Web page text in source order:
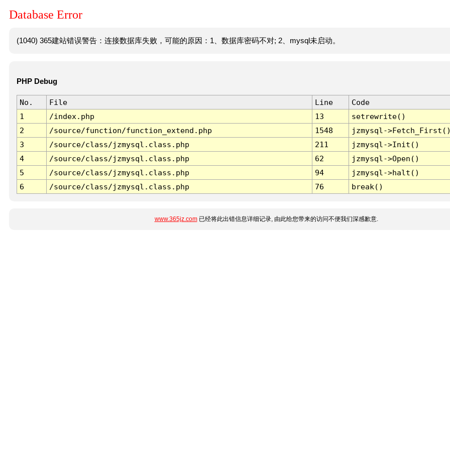
Database Error
(1040) 365建站错误警告：连接数据库失败，可能的原因：1、数据库密码不对; 2、mysql未启动。
PHP Debug
No. File Line
Code
1
/index.php 13
setrewrite()
2
/source/function/function_extend.php 1548
jzmysql-
3
/source/class/jzmysql.class.php 211
jzmysql->Init()
4
/source/class/jzmysql.class.php 62
jzmysql->Open()
5
/source/class/jzmysql.class.php 94
jzmysql->halt()
6
/source/class/jzmysql.class.php 76 break()
www.365jz.com已经将此出错信息详细记录, 由此给您带来的访问不便我们深感歉意.